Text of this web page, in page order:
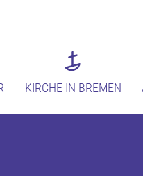
KIRCHE IN BREMEN